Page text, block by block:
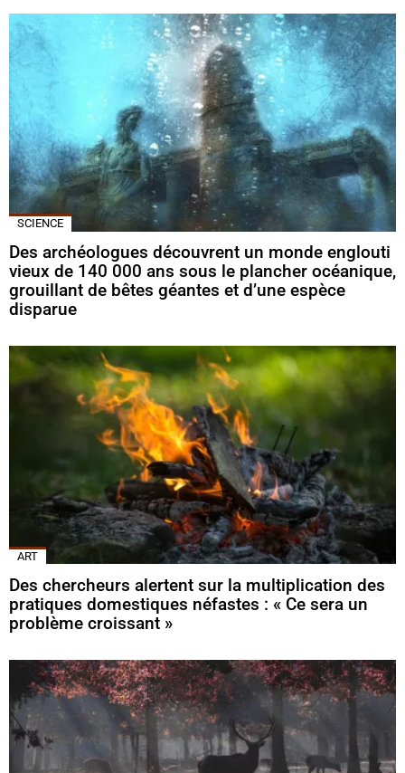
SCIENCE
Des archéologues découvrent un monde englouti
vieux de 140 000 ans sous le plancher océanique,
grouillant de bêtes géantes et d’une espèce
disparue
ART
Des chercheurs alertent sur la multiplication des
pratiques domestiques néfastes : « Ce sera un
problème croissant »